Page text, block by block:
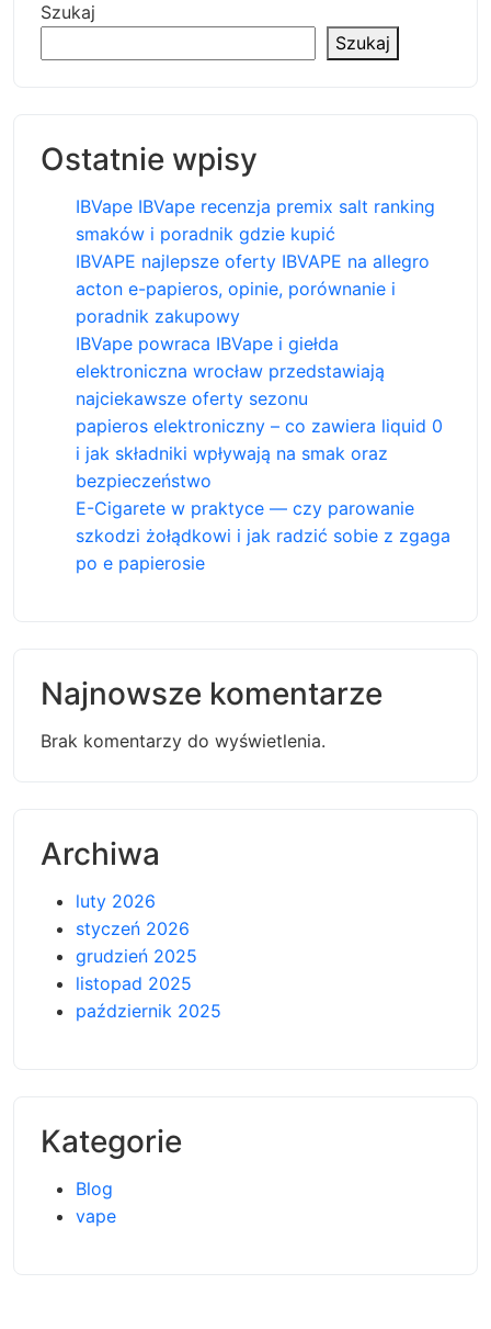
Szukaj
Szukaj
Ostatnie wpisy
IBVape IBVape recenzja premix salt ranking
smaków i poradnik gdzie kupić
IBVAPE najlepsze oferty IBVAPE na allegro
acton e-papieros, opinie, porównanie i
poradnik zakupowy
IBVape powraca IBVape i giełda
elektroniczna wrocław przedstawiają
najciekawsze oferty sezonu
papieros elektroniczny – co zawiera liquid 0
i jak składniki wpływają na smak oraz
bezpieczeństwo
E-Cigarete w praktyce — czy parowanie
szkodzi żołądkowi i jak radzić sobie z zgaga
po e papierosie
Najnowsze komentarze
Brak komentarzy do wyświetlenia.
Archiwa
luty 2026
styczeń 2026
grudzień 2025
listopad 2025
październik 2025
Kategorie
Blog
vape